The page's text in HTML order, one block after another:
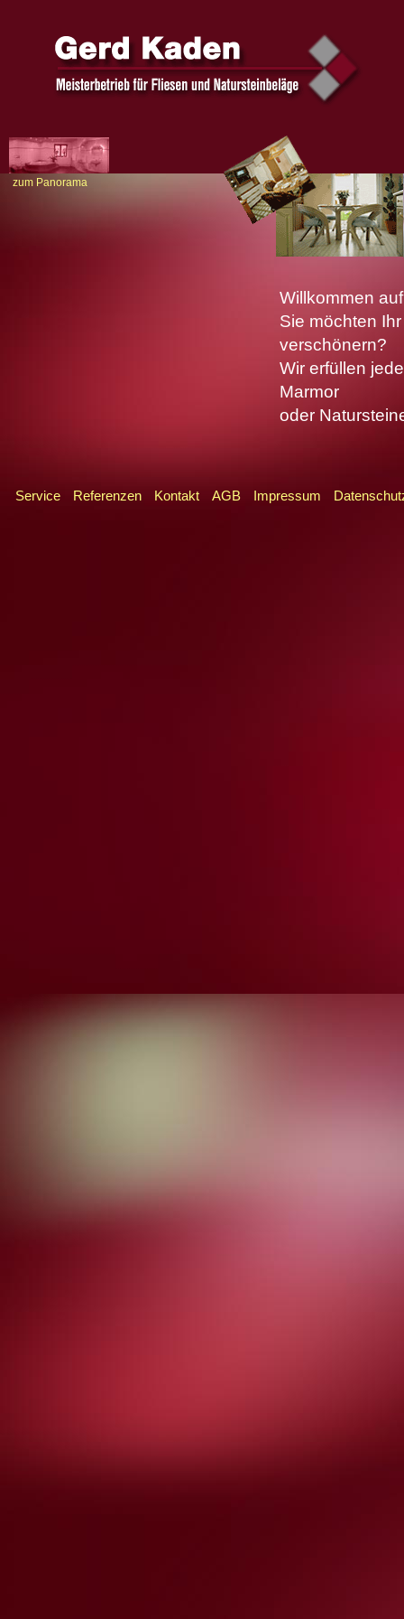
zum Panorama
Willkommen
Sie möchten
verschönern?
Wir erfüllen
Marmor
oder
Service Referenzen Kontakt AGB Impressum